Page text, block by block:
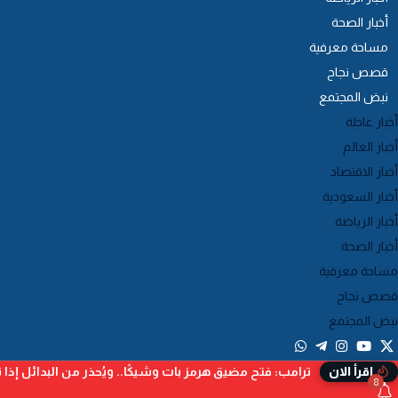
أخبار الصحة
مساحة معرفية
قصص نجاح
نبض المجتمع
أخبار عاجلة
أخبار العالم
أخبار الاقتصاد
أخبار السعودية
أخبار الرياضة
أخبار الصحة
مساحة معرفية
قصص نجاح
نبض المجتمع
إقرأ الان ترامب: فتح مضيق هرمز بات وشيكًا.. ويُحذر من البدائل إذا
8